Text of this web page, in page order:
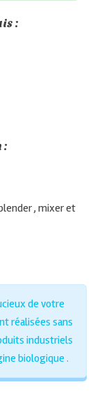
:
:
, mixer et
de votre
réalisées sans
industriels
biologique .